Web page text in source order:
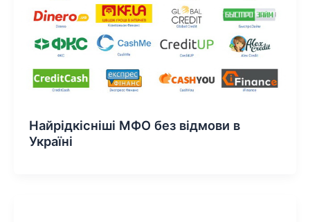
Найрідкісніші МФО без відмови в
Україні